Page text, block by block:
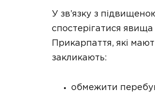
У зв’язку з
спостерігатися
Прикарпаття, які
закликають:
обмежити